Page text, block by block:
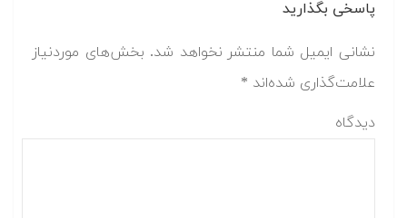
پاسخی بگذارید
نشانی ایمیل شما منتشر نخواهد شد. بخش‌های موردنیاز
علامت‌گذاری شده‌اند *
دیدگاه